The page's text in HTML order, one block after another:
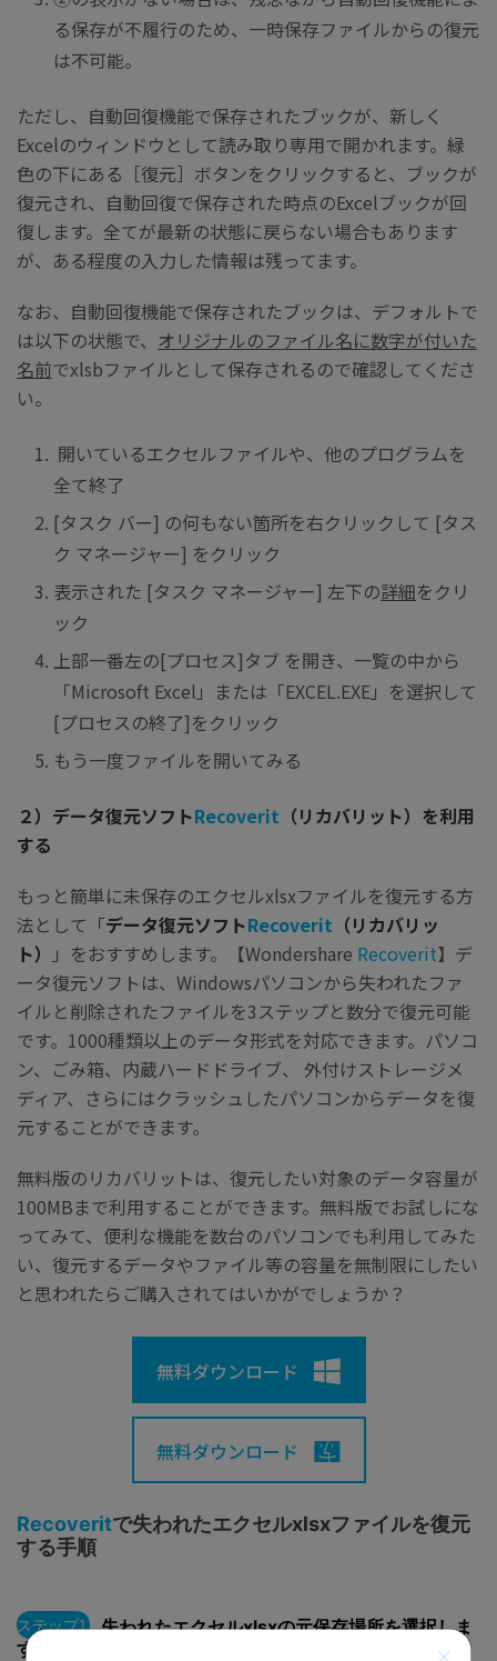
る保存が不履行のため、一時保存ファイルからの復元
は不可能。
ただし、自動回復機能で保存されたブックが、新しく
Excelのウィンドウとして読み取り専用で開かれます。緑
色の下にある［復元］ボタンをクリックすると、ブックが
復元され、自動回復で保存された時点のExcelブックが回
復します。全てが最新の状態に戻らない場合もあります
が、ある程度の入力した情報は残ってます。
なお、自動回復機能で保存されたブックは、デフォルトで
は以下の状態で、 オリジナルのファイル名に数字が付いた
名前でxlsbファイルとして保存されるので確認してくださ
い。
開いているエクセルファイルや、他のプログラムを
全て終了
[タスク バー] の何もない箇所を右クリックして [タス
ク マネージャー] をクリック
表示された [タスク マネージャー] 左下の詳細をクリ
ック
上部一番左の[プロセス]タブ を開き、一覧の中から
「Microsoft Excel」または「EXCEL.EXE」を選択して
[プロセスの終了]をクリック
もう一度ファイルを開いてみる
２）データ復元ソフトRecoverit （リカバリット）を利用
する
もっと簡単に未保存のエクセルxlsxファイルを復元する方
法として「データ復元ソフトRecoverit （リカバリッ
ト）
」をおすすめします。【Wondershare Recoverit】デ
ータ復元ソフトは、Windowsパソコンから失われたファ
イルと削除されたファイルを3ステップと数分で復元可能
です。1000種類以上のデータ形式を対応できます。パソコ
ン、ごみ箱、内蔵ハードドライブ、 外付けストレージメ
ディア、さらにはクラッシュしたパソコンからデータを復
元することができます。
無料版のリカバリットは、復元したい対象のデータ容量が
100MBまで利用することができます。無料版でお試しにな
ってみて、便利な機能を数台のパソコンでも利用してみた
い、復元するデータやファイル等の容量を無制限にしたい
と思われたらご購入されてはいかがでしょうか？
無料ダウンロード
無料ダウンロード
Recoveritで失われたエクセルxlsxファイルを復元
する手順
ステップ1 失われたエクセルxlsxの元保存場所を選択しま
す。